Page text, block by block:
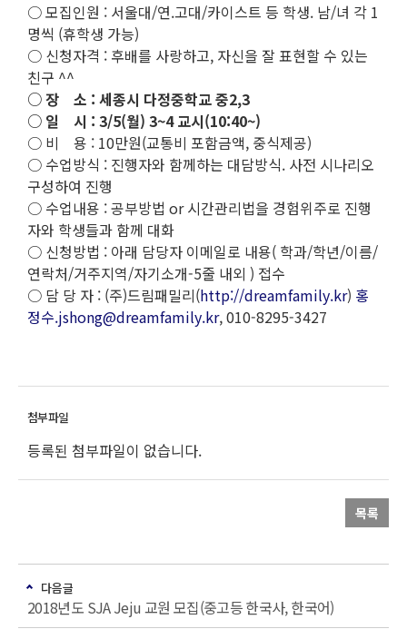
○ 모집인원 : 서울대/연.고대/카이스트 등 학생. 남/녀 각 1
명씩 (휴학생 가능)
○ 신청자격 : 후배를 사랑하고, 자신을 잘 표현할 수 있는
친구 ^^
○ 장 소 : 세종시 다정중학교 중2,3
○ 일 시 : 3/5(월) 3~4 교시(10:40~)
○ 비 용 : 10만원(교통비 포함금액, 중식제공)
○ 수업방식 : 진행자와 함께하는 대담방식. 사전 시나리오
구성하여 진행
○ 수업내용 : 공부방법 or 시간관리법을 경험위주로 진행
자와 학생들과 함께 대화
○ 신청방법 : 아래 담당자 이메일로 내용( 학과/학년/이름/
연락처/거주지역/자기소개-5줄 내외 ) 접수
○ 담 당 자 : (주)드림패밀리(http://dreamfamily.kr) 홍
정수.jshong@dreamfamily.kr, 010-8295-3427
등록된 첨부파일이 없습니다.
목록
다음글
2018년도 SJA Jeju 교원 모집(중고등 한국사, 한국어)